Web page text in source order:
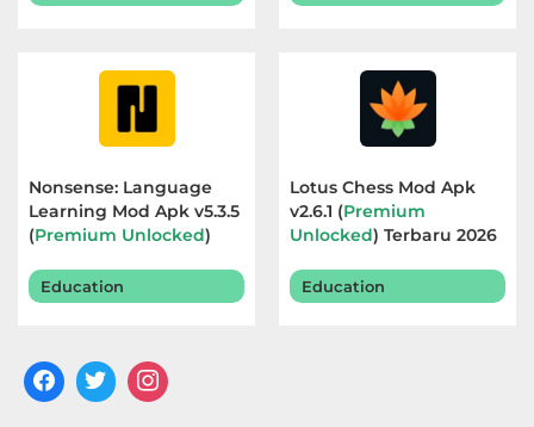
Nonsense: Language
Learning Mod Apk v5.3.5
(Premium Unlocked)
Education
Lotus Chess Mod Apk
v2.6.1 (Premium
Unlocked) Terbaru 2026
Education